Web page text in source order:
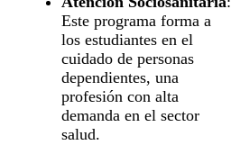
Este programa forma a
los estudiantes en el
cuidado de personas
dependientes, una
profesión con alta
demanda en el sector
salud.